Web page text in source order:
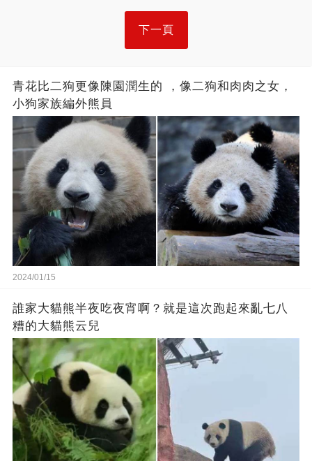
下一頁
青花比二狗更像陳園潤生的 ​​，像二狗和肉肉之女，
小狗家族編外熊員
2024/01/15
誰家大貓熊半夜吃夜宵啊？就是這次跑起來亂七八
糟的大貓熊云兒